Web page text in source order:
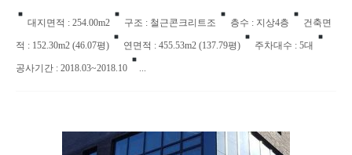
대지면적 : 254.00m2 구조 : 철근콘크리트조 층수 : 지상4층 건축면
적 : 152.30m2 (46.07평) 연면적 : 455.53m2 (137.79평) 주차대수 : 5대
공사기간 : 2018.03~2018.10